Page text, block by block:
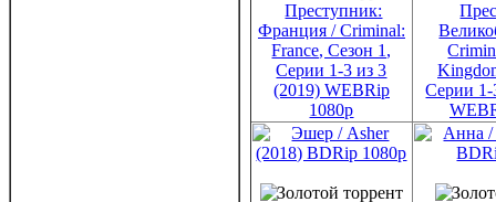
Преступник:
Франция / Criminal:
France, Сезон 1,
Серии 1-3 из 3
(2019) WEBRip
1080p
Серии 1-